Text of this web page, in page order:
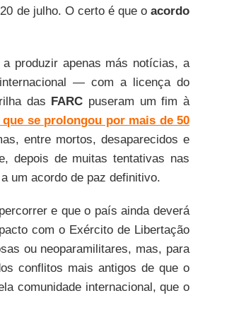
de julho. O certo é que o acordo
a produzir apenas más notícias, a
— com a licença do
das FARC puseram um fim à
se prolongou por mais de 50
entre mortos, desaparecidos e
depois de muitas tentativas nas
um acordo de paz definitivo.
e que o país ainda deverá
com o Exército de Libertação
ou neoparamilitares, mas, para
conflitos mais antigos de que o
comunidade internacional, que o